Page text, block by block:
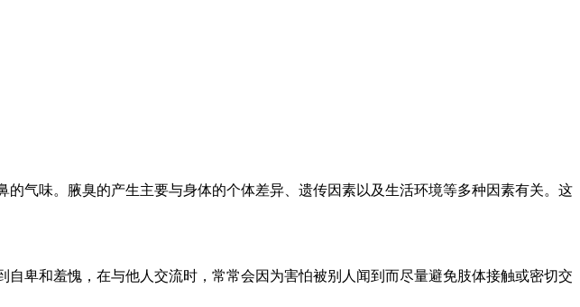
气味。腋臭的产生主要与身体的个体差异、遗传因素以及生活环境等多种因素有关。这
卑和羞愧，在与他人交流时，常常会因为害怕被别人闻到而尽量避免肢体接触或密切交